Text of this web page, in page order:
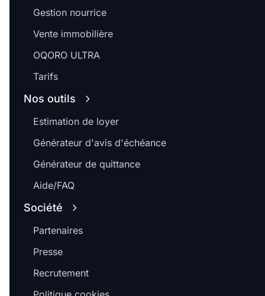
Gestion nourrice
Vente immobilière
OQORO ULTRA
Tarifs
Nos outils
Estimation de loyer
Générateur d'avis d'échéance
Générateur de quittance
Aide/FAQ
Société
Partenaires
Presse
Recrutement